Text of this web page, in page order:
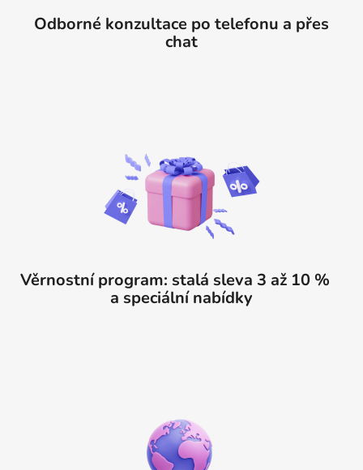
Odborné konzultace po telefonu a přes
chat
Věrnostní program: stalá sleva 3 až 10 %
a speciální nabídky